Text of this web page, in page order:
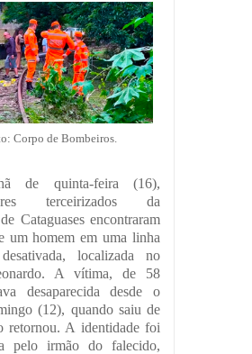
Corpo de Bombeiros.
de quinta-feira (16),
terceirizados da
Cataguases encontraram
um homem em uma linha
localizada no
A vítima, de 58
desaparecida desde o
(12), quando saiu de
retornou. A identidade foi
pelo irmão do falecido,